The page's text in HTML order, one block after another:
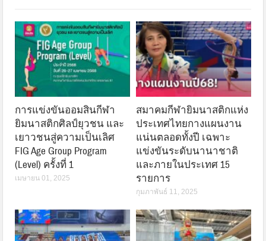
การแข่งขันออมสินกีฬา
ยิมนาสติกศิลป์ยุวชน และ
เยาวชนสู่ความเป็นเลิศ
FIG Age Group Program
(Level) ครั้งที่ 1
เมษายน 01, 2025
สมาคมกีฬายิมนาสติกแห่ง
ประเทศไทยกางแผนงาน
แน่นตลอดทั้งปี เฉพาะ
แข่งขันระดับนานาชาติ
และภายในประเทศ 15
รายการ
กุมภาพันธ์ 11, 2025